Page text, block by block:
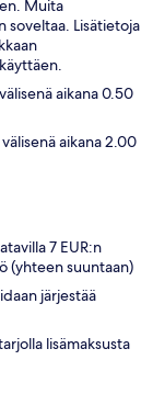
Muita
soveltaa. Lisätietoja
aikana 0.50
aikana 2.00
7 EUR:n
(yhteen suuntaan)
järjestää
lisämaksusta